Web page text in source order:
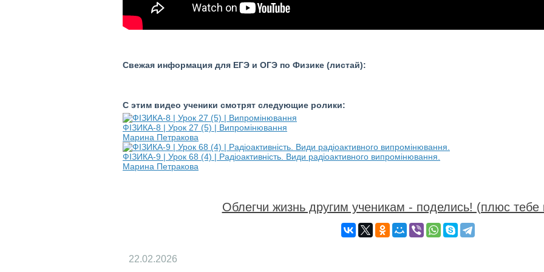
Свежая информация для ЕГЭ и ОГЭ по Физике (листай):
С этим видео ученики смотрят следующие ролики:
ФІЗИКА-8 | Урок 27 (5) | Випромінювання
Марина Петракова
ФІЗИКА-9 | Урок 68 (4) | Радіоактивність. Види радіоактивного випромінювання.
Марина Петракова
Облегчи жизнь другим ученикам - поделись! (плюс тебе
22.02.2026